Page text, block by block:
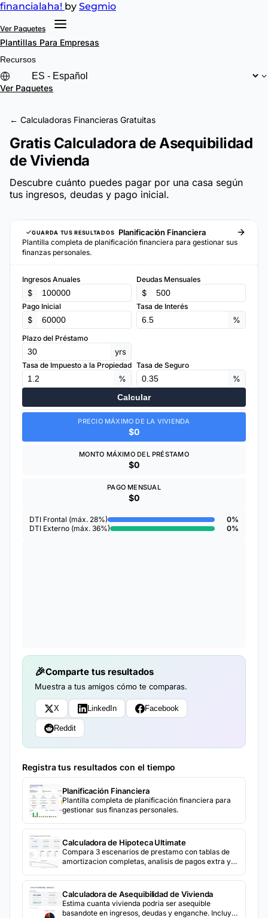
financialaha! by Segmio
Ver Paquetes
Plantillas Para Empresas
Recursos
Ver Paquetes
← Calculadoras Financieras Gratuitas
Gratis Calculadora de Asequibilidad
de Vivienda
Descubre cuánto puedes pagar por una casa según
tus ingresos, deudas y pago inicial.
GUARDA TUS RESULTADOS Planificación Financiera
Plantilla completa de planificación financiera para gestionar sus
finanzas personales.
Ingresos Anuales
$
Deudas Mensuales
$
Pago Inicial
$
Tasa de Interés
%
Plazo del Préstamo
yrs
Tasa de Impuesto a la Propiedad
%
Tasa de Seguro
%
Calcular
PRECIO MÁXIMO DE LA VIVIENDA
$0
MONTO MÁXIMO DEL PRÉSTAMO
$0
PAGO MENSUAL
$0
DTI Frontal (máx. 28%)
0%
DTI Externo (máx. 36%)
0%
Comparte tus resultados
Muestra a tus amigos cómo te comparas.
X LinkedIn Facebook
Reddit
Registra tus resultados con el tiempo
Planificación Financiera
Plantilla completa de planificación financiera para
gestionar sus finanzas personales.
Calculadora de Hipoteca Ultimate
Compara 3 escenarios de prestamo con tablas de
amortizacion completas, analisis de pagos extra y
Calculadora de Asequibilidad de Vivienda
Estima cuanta vivienda podria ser asequible
basandote en ingresos, deudas y enganche. Incluye